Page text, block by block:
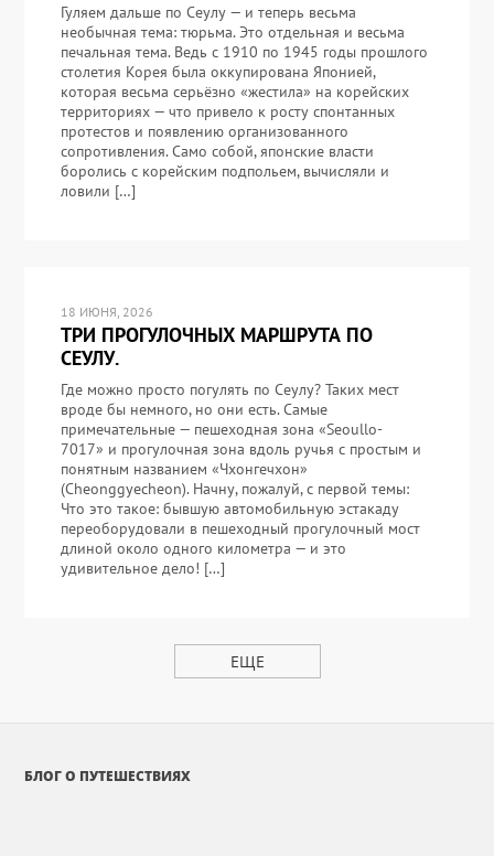
Гуляем дальше по Сеулу — и теперь весьма
необычная тема: тюрьма. Это отдельная и весьма
печальная тема. Ведь с 1910 по 1945 годы прошлого
столетия Корея была оккупирована Японией,
которая весьма серьёзно «жестила» на корейских
территориях — что привело к росту спонтанных
протестов и появлению организованного
сопротивления. Само собой, японские власти
боролись с корейским подпольем, вычисляли и
ловили […]
18 ИЮНЯ, 2026
ТРИ ПРОГУЛОЧНЫХ МАРШРУТА ПО
СЕУЛУ.
Где можно просто погулять по Сеулу? Таких мест
вроде бы немного, но они есть. Самые
примечательные — пешеходная зона «Seoullo-
7017» и прогулочная зона вдоль ручья с простым и
понятным названием «Чхонгечхон»
(Cheonggyecheon). Начну, пожалуй, с первой темы:
Что это такое: бывшую автомобильную эстакаду
переоборудовали в пешеходный прогулочный мост
длиной около одного километра — и это
удивительное дело! […]
ЕЩЕ
БЛОГ О ПУТЕШЕСТВИЯХ